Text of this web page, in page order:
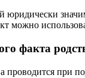
можно
факта
проводится при